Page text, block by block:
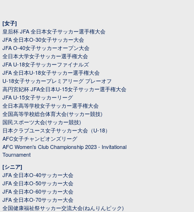
[女子]
皇后杯 JFA 全日本女子サッカー選手権大会
JFA 全日本O-30女子サッカー大会
JFA O-40女子サッカーオープン大会
全日本大学女子サッカー選手権大会
JFA U-18女子サッカーファイナルズ
JFA 全日本U-18女子サッカー選手権大会
U-18女子サッカープレミアリーグ プレーオフ
高円宮妃杯 JFA全日本U-15女子サッカー選手権大会
JFA U-15女子サッカーリーグ
全日本高等学校女子サッカー選手権大会
全国高等学校総合体育大会(サッカー競技)
国民スポーツ大会(サッカー競技)
日本クラブユース女子サッカー大会（U-18）
AFC女子チャンピオンズリーグ
AFC Women's Club Championship 2023 - Invitational
Tournament
[シニア]
JFA 全日本O-40サッカー大会
JFA 全日本O-50サッカー大会
JFA 全日本O-60サッカー大会
JFA 全日本O-70サッカー大会
全国健康福祉祭サッカー交流大会(ねんりんピック)